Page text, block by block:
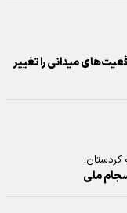
میدانی را تغییر
ملی